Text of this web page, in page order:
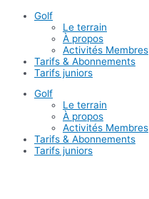
Aller
Golf
Le terrain
À propos
Activités Membres
Tarifs & Abonnements
Tarifs juniors
Golf
Le terrain
À propos
Activités Membres
Tarifs & Abonnements
Tarifs juniors